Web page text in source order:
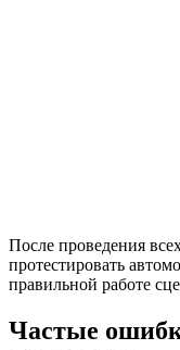
После проведения
протестировать
правильной работе
Частые